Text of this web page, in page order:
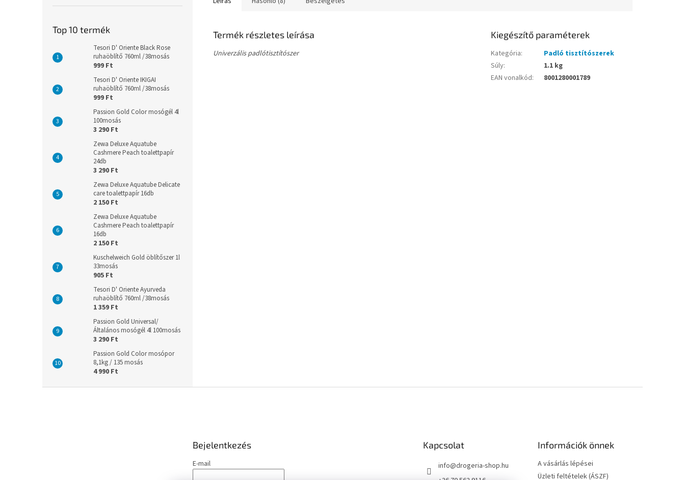
Top 10 termék
Tesori D' Oriente Black Rose
ruhaöblítő 760ml /38mosás
999 Ft
Tesori D' Oriente IKIGAI
ruhaöblítő 760ml /38mosás
999 Ft
Passion Gold Color mosógél 4l
100mosás
3 290 Ft
Zewa Deluxe Aquatube
Cashmere Peach toalettpapír
24db
3 290 Ft
Zewa Deluxe Aquatube Delicate
care toalettpapír 16db
2 150 Ft
Zewa Deluxe Aquatube
Cashmere Peach toalettpapír
16db
2 150 Ft
Kuschelweich Gold öblítőszer 1l
33mosás
905 Ft
Tesori D' Oriente Ayurveda
ruhaöblítő 760ml /38mosás
1 359 Ft
Passion Gold Universal/
Általános mosógél 4l 100mosás
3 290 Ft
Passion Gold Color mosópor
8,1kg / 135 mosás
4 990 Ft
Termék részletes leírása
Univerzális padlótisztítószer
Kiegészítő paraméterek
Kategória:
Padló tisztítószerek
Súly:
1.1 kg
EAN vonalkód: 8001280001789
Bejelentkezés
E-mail
Kapcsolat
info@drogeria-shop.hu
Információk önnek
A vásárlás lépései
Üzleti feltételek (ÁSZF)